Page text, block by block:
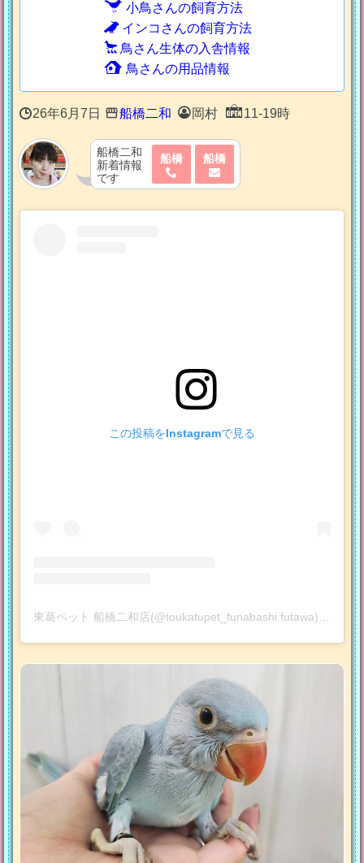
小鳥さんの飼育方法
インコさんの飼育方法
鳥さん生体の入舎情報
鳥さんの用品情報
26年6月7日 船橋二和 岡村 11-19時
船橋二和
新着情報
です
船橋 船橋
この投稿をInstagramで見る